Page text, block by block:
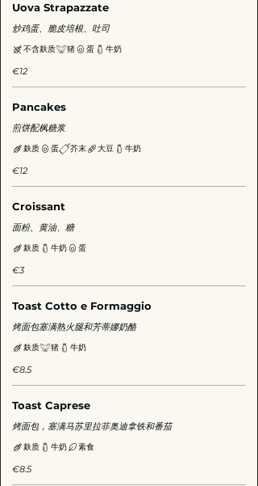
Uova Strapazzate
炒鸡蛋、脆皮培根、吐司
€12
不含麸质 猪 蛋 牛奶
Pancakes
煎饼配枫糖浆
€12
麸质 蛋 芥末 大豆 牛奶
Croissant
面粉、黄油、糖
€3
麸质 牛奶 蛋
Toast Cotto e Formaggio
烤面包塞满熟火腿和芳蒂娜奶酪
€8.5
麸质 猪 牛奶
Toast Caprese
烤面包，塞满马苏里拉菲奥迪拿铁和番茄
€8.5
麸质 牛奶 素食